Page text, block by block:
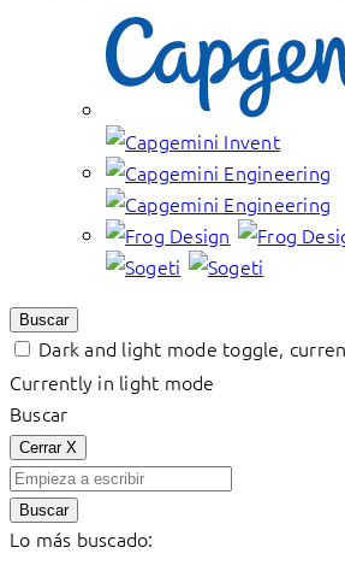
Buscar
Dark and light mode toggle,
Currently in light mode
Buscar
Cerrar X
Buscar
Lo más buscado: